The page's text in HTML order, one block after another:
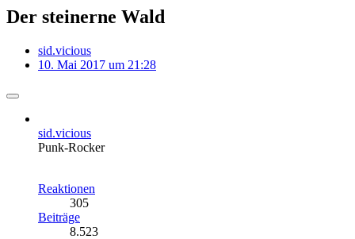
Der steinerne Wald
sid.vicious
10. Mai 2017 um 21:28
sid.vicious
Punk-Rocker
Reaktionen
305
Beiträge
8.523